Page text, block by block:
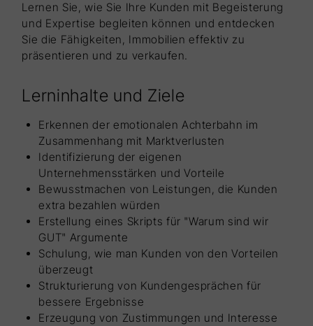
Lernen Sie, wie Sie Ihre Kunden mit Begeisterung
und Expertise begleiten können und entdecken
Sie die Fähigkeiten, Immobilien effektiv zu
präsentieren und zu verkaufen.
Lerninhalte und Ziele
Erkennen der emotionalen Achterbahn im
Zusammenhang mit Marktverlusten
Identifizierung der eigenen
Unternehmensstärken und Vorteile
Bewusstmachen von Leistungen, die Kunden
extra bezahlen würden
Erstellung eines Skripts für "Warum sind wir
GUT" Argumente
Schulung, wie man Kunden von den Vorteilen
überzeugt
Strukturierung von Kundengesprächen für
bessere Ergebnisse
Erzeugung von Zustimmungen und Interesse